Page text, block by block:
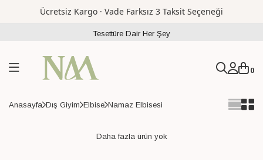
Ücretsiz Kargo · Vade Farksız 3 Taksit Seçeneği
Tesettüre Dair Her Şey
0
Anasayfa Dış Giyim Elbise Namaz Elbisesi
Daha fazla ürün yok